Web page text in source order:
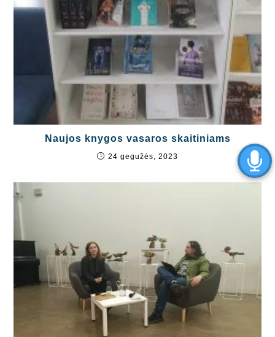
Naujos knygos vasaros skaitiniams
24 gegužės, 2023